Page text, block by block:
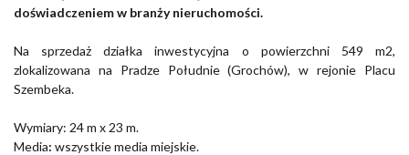
doświadczeniem w branży nieruchomości.
Na sprzedaż działka inwestycyjna o powierzchni 549 m2,
zlokalizowana na Pradze Południe (Grochów), w rejonie Placu
Szembeka.
Wymiary: 24 m x 23 m.
Media: wszystkie media miejskie.